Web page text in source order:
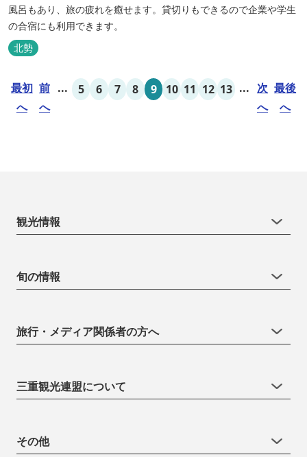
風呂もあり、旅の疲れを癒せます。貸切りもできるので企業や学生
の合宿にも利用できます。
北勢
最初
へ
前
へ
... 5 6 7 8 9 10 11 12 13 ... 次
へ
最後
へ
観光情報
旬の情報
旅行・メディア関係者の方へ
三重観光連盟について
その他